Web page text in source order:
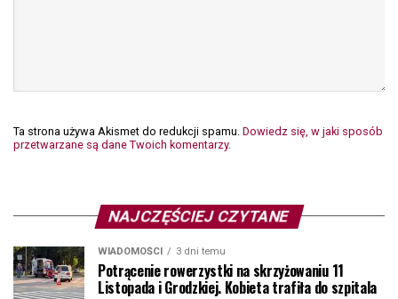
Ta strona używa Akismet do redukcji spamu. Dowiedz się, w jaki sposób
przetwarzane są dane Twoich komentarzy.
NAJCZĘŚCIEJ CZYTANE
WIADOMOŚCI 3 dni temu
Potrącenie rowerzystki na skrzyżowaniu 11
Listopada i Grodzkiej. Kobieta trafiła do szpitala